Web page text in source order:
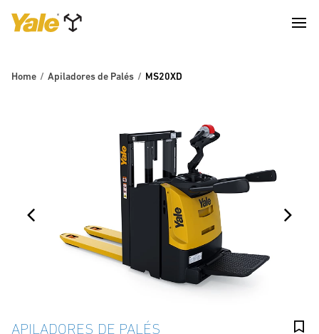
Home Apiladores de Palés MS20XD
APILADORES DE PALÉS